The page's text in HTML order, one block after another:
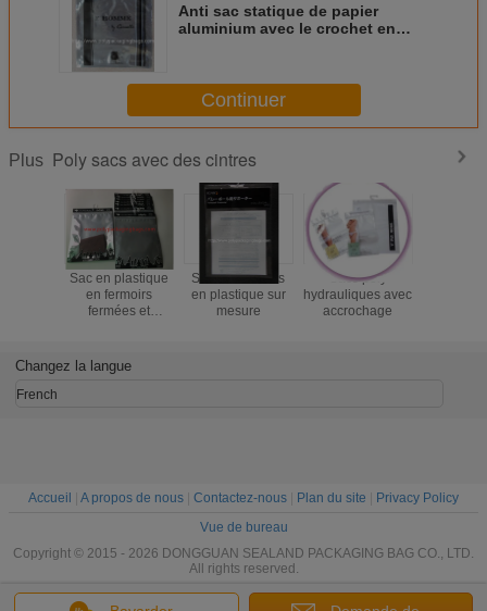
Anti sac statique de papier
aluminium avec le crochet en
Continuer
Plus Poly sacs avec des cintres
Sac en plastique
en fermoirs
fermées et
Sacs à crochets
en plastique sur
mesure
Sacs poly
hydrauliques avec
accrochage
Changez la langue
French
Accueil A propos de nous Contactez-nous Plan du site
Privacy Policy
Vue de bureau
Copyright © 2015 - 2026 DONGGUAN SEALAND PACKAGING BAG CO., LTD.
All rights reserved.